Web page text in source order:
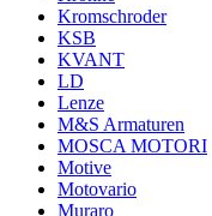
Kromschroder
KSB
KVANT
LD
Lenze
M&S Armaturen
MOSCA MOTORI
Motive
Motovario
Muraro